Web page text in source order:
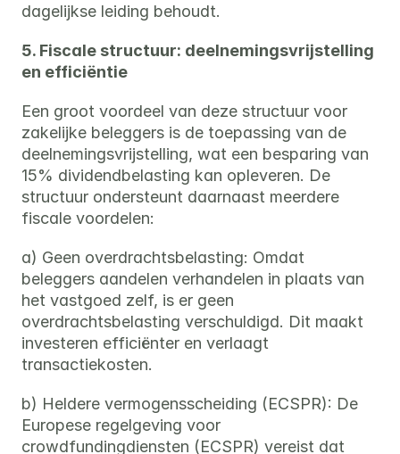
dagelijkse leiding behoudt.
5. Fiscale structuur: deelnemingsvrijstelling
en efficiëntie
Een groot voordeel van deze structuur voor
zakelijke beleggers is de toepassing van de
deelnemingsvrijstelling, wat een besparing van
15% dividendbelasting kan opleveren. De
structuur ondersteunt daarnaast meerdere
fiscale voordelen:
a) Geen overdrachtsbelasting: Omdat
beleggers aandelen verhandelen in plaats van
het vastgoed zelf, is er geen
overdrachtsbelasting verschuldigd. Dit maakt
investeren efficiënter en verlaagt
transactiekosten.
b) Heldere vermogensscheiding (ECSPR): De
Europese regelgeving voor
crowdfundingdiensten (ECSPR) vereist dat